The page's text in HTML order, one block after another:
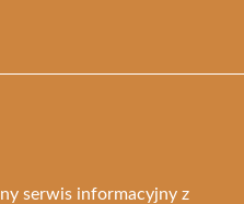
serwis informacyjny z